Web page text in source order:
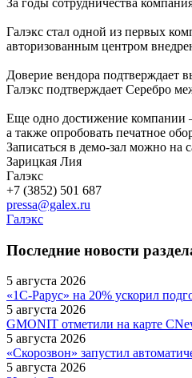
Галэкс стал одной из первых
авторизованным центром
Доверие вендора подтверждает
Галэкс подтверждает Серебро
Еще одно достижение компании
а также опробовать печатное
Записаться в демо-зал можно на
Зарицкая Лия
Галэкс
+7 (3852) 501 687
pressa@galex.ru
Галэкс
Последние новости
5 августа 2026
«1С-Рарус» на 20% ускорил
5 августа 2026
GMONIT отметили на карте
5 августа 2026
«Скорозвон» запустил
5 августа 2026